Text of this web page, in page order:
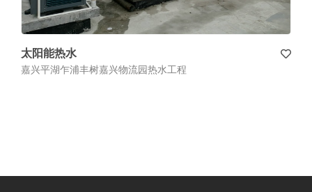
太阳能热水
嘉兴平湖乍浦丰树嘉兴物流园热水工程